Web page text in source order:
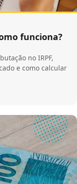
funciona?
no IRPF,
e como calcular